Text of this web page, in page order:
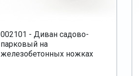
002101 - Диван садово-
парковый на
железобетонных ножках